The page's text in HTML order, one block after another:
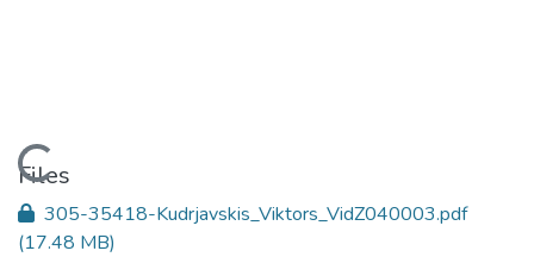
Loading...
Files
305-35418-Kudrjavskis_Viktors_VidZ040003.pdf
(17.48 MB)